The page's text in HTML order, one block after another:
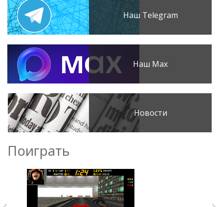
Наш Telegram
Наш Max
Новости
Поиграть